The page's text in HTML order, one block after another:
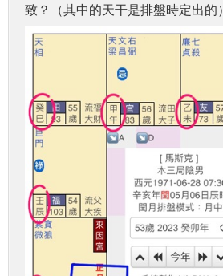
致？（其中的天干是排盤時定出的）